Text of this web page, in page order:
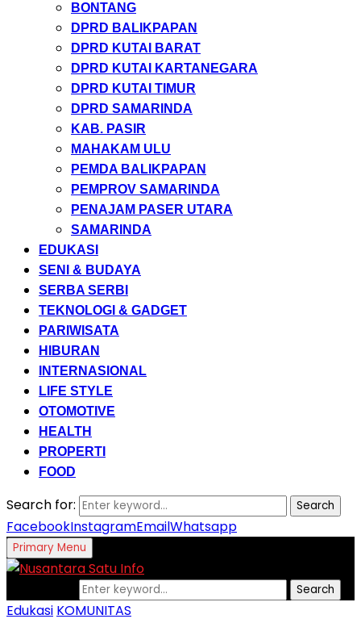
BONTANG
DPRD BALIKPAPAN
DPRD KUTAI BARAT
DPRD KUTAI KARTANEGARA
DPRD KUTAI TIMUR
DPRD SAMARINDA
KAB. PASIR
MAHAKAM ULU
PEMDA BALIKPAPAN
PEMPROV SAMARINDA
PENAJAM PASER UTARA
SAMARINDA
EDUKASI
SENI & BUDAYA
SERBA SERBI
TEKNOLOGI & GADGET
PARIWISATA
HIBURAN
INTERNASIONAL
LIFE STYLE
OTOMOTIVE
HEALTH
PROPERTI
FOOD
Search for: Search
FacebookInstagramEmailWhatsapp
Primary Menu
Search
Edukasi KOMUNITAS